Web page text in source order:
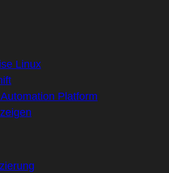
Linux
Platform